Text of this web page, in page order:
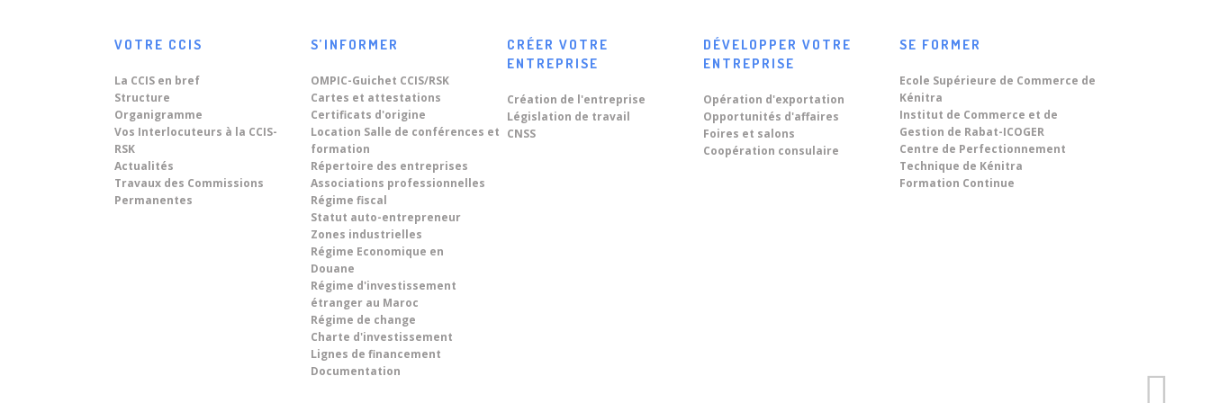
relations...
« World Technology Summit
on Digital Twins 2026 » sous
le thème : « Driving
Sustainable Territorial
Development Across Morocco
And In Africa Through Digital
Transformation ».
Du 8 au 10...
VOTRE CCIS
La CCIS en bref
Structure
Organigramme
Vos Interlocuteurs à la CCIS-
RSK
Actualités
Travaux des Commissions
Permanentes
S’INFORMER
OMPIC-Guichet CCIS/RSK
Cartes et attestations
Certificats d'origine
Location Salle de conférences et
formation
Répertoire des entreprises
Associations professionnelles
Régime fiscal
Statut auto-entrepreneur
Zones industrielles
Régime Economique en
Douane
Régime d'investissement
étranger au Maroc
Régime de change
Charte d'investissement
Lignes de financement
Documentation
CRÉER VOTRE
ENTREPRISE
Création de l'entreprise
Législation de travail
CNSS
DÉVELOPPER VOTRE
ENTREPRISE
Opération d'exportation
Opportunités d'affaires
Foires et salons
Coopération consulaire
SE FORMER
Ecole Supérieure de Commerce de
Kénitra
Institut de Commerce et de
Gestion de Rabat-ICOGER
Centre de Perfectionnement
Technique de Kénitra
Formation Continue